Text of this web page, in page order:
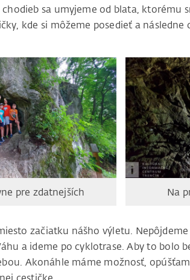
sa umyjeme od blata, ktorému
kde si môžeme posedieť a
pre zdatnejších Na
začiatku nášho výletu.
a ideme po cyklotrase. Aby to bolo
Akonáhle máme možnosť,
cestičke.